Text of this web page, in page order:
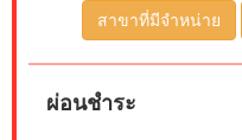
สาขาที่มีจำหน่าย
ผ่อนชำระ